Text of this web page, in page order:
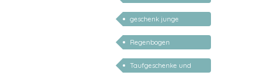
2 Jahre / 3 Jahre
geschenk junge
mädchen
Regenbogen
Kinderteller
Taufgeschenke und